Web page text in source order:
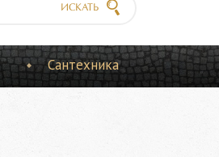
ИСКАТЬ
Сантехника